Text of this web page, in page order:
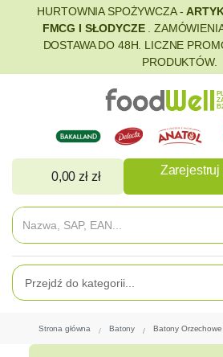
HURTOWNIA SPOŻYWCZA -
FMCG I SŁODYCZE
.
DOSTAWA DO 48H. LICZNE
PRODUKTÓW.
0,00 zł zł
Strona główna Batony Batony Orzechowe